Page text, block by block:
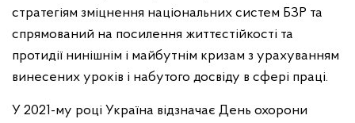
стратегіям зміцнення національних систем БЗР та
спрямований на посилення життєстійкості та
протидії нинішнім і майбутнім кризам з урахуванням
винесених уроків і набутого досвіду в сфері праці.
У 2021-му році Україна відзначає День охорони